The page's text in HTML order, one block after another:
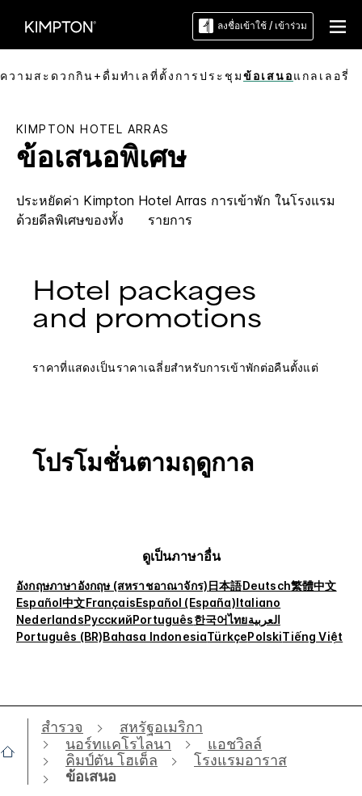
ลงชื่อเข้าใช้ / เข้าร่วม
วามสะดวกกิน+ดื่มทำเลที่ตั้ง การประชุมข้อเสนอแกลเลอรี่
KIMPTON HOTEL ARRAS
ข้อเสนอพิเศษ
ประหยัดค่า Kimpton Hotel Arras การเข้าพัก ในโรงแรม
ด้วยดีลพิเศษของทั้ง ​ ​ ​ ​ ​ รายการ
Hotel packages
and promotions
ราคาที่แสดงเป็นราคาเฉลี่ยสำหรับการเข้าพักต่อคืนตั้งแต่
โปรโมชั่นตามฤดูกาล
ดูเป็นภาษาอื่น
อังกฤษภาษาอังกฤษ (สหราชอาณาจักร)日本語Deutsch繁體中文
Español中文FrançaisEspañol (España)Italiano
NederlandsРусскийPortuguês한국어ไทยالعربية
Português (BR)Bahasa IndonesiaTürkçePolskiTiếng Việt
สำรวจ
สหรัฐอเมริกา
นอร์ทแคโรไลนา
แอชวิลล์
คิมป์ตัน โฮเต็ล
โรงแรมอาราส
ข้อเสนอ